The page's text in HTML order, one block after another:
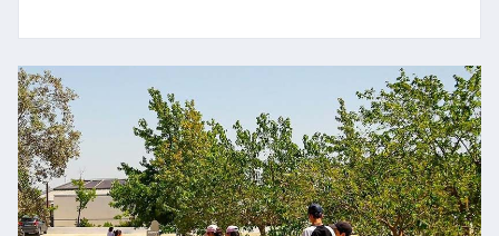
CULTURA há 19 horas
PROENÇA-A-NOVA: ATELIERS
"GRANDES FÉRIAS C...